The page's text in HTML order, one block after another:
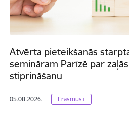
Atvērta pieteikšanās
semināram Parīzē par
stiprināšanu
05.08.2026. Erasmus+